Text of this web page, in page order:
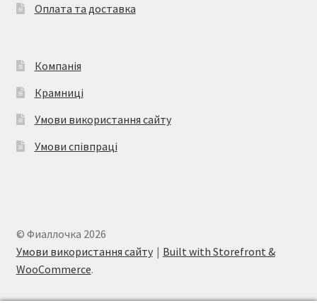
Оплата та доставка
Компанія
Крамниці
Умови використання сайту
Умови співпраці
© Фиаллочка 2026
Умови використання сайту
Built with Storefront &
WooCommerce.